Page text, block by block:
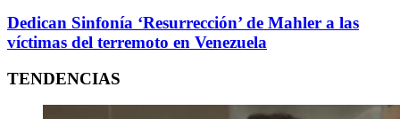
Dedican Sinfonía ‘Resurrección’ de Mahler a las
víctimas del terremoto en Venezuela
TENDENCIAS